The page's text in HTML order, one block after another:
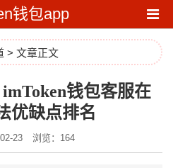
钱包app
> 文章正文
钱包客服在
优缺点排名
23 浏览：164